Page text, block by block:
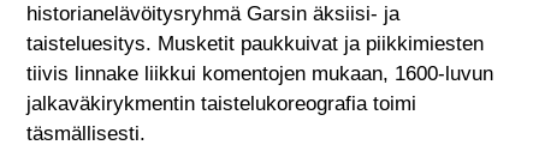
historianelävöitysryhmä Garsin äksiisi- ja
taisteluesitys. Musketit paukkuivat ja piikkimiesten
tiivis linnake liikkui komentojen mukaan, 1600-luvun
jalkaväkirykmentin taistelukoreografia toimi
täsmällisesti.